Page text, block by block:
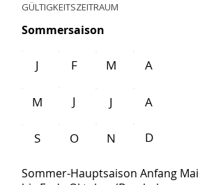
GÜLTIGKEITSZEITRAUM
Sommersaison
J F M A
M J J A
S O N D
Sommer-Hauptsaison Anfang Mai